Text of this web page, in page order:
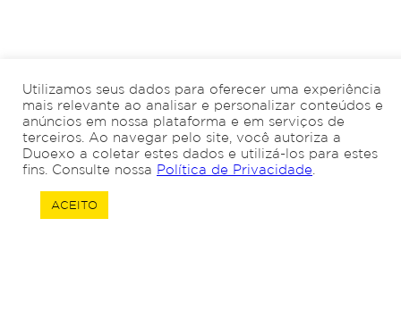
Utilizamos seus dados para oferecer uma experiência
mais relevante ao analisar e personalizar conteúdos e
anúncios em nossa plataforma e em serviços de
terceiros. Ao navegar pelo site, você autoriza a
Duoexo a coletar estes dados e utilizá-los para estes
fins. Consulte nossa Política de Privacidade
ACEITO